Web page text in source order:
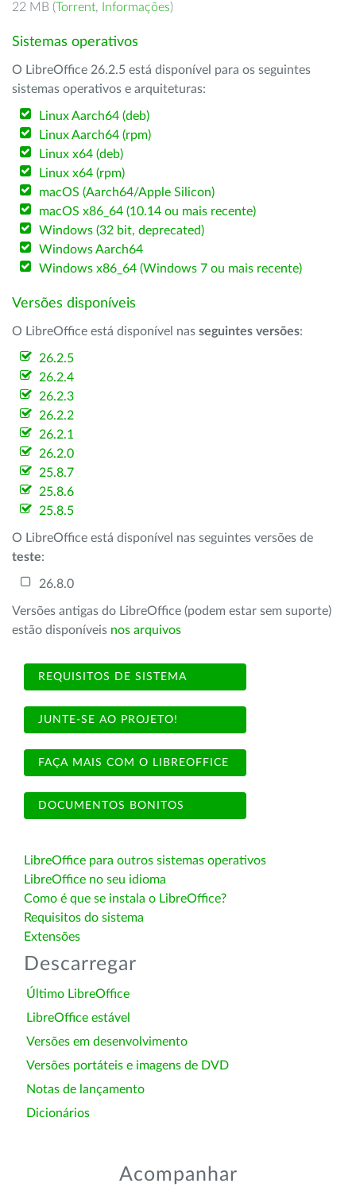
22 MB (Torrent, Informações)
Sistemas operativos
O LibreOffice 26.2.5 está disponível para os seguintes
sistemas operativos e arquiteturas:
Linux Aarch64 (deb)
Linux Aarch64 (rpm)
Linux x64 (deb)
Linux x64 (rpm)
macOS (Aarch64/Apple Silicon)
macOS x86_64 (10.14 ou mais recente)
Windows (32 bit, deprecated)
Windows Aarch64
Windows x86_64 (Windows 7 ou mais recente)
Versões disponíveis
O LibreOffice está disponível nas seguintes versões:
26.2.5
26.2.4
26.2.3
26.2.2
26.2.1
26.2.0
25.8.7
25.8.6
25.8.5
O LibreOffice está disponível nas seguintes versões de
teste:
26.8.0
Versões antigas do LibreOffice (podem estar sem suporte)
estão disponíveis nos arquivos
REQUISITOS DE SISTEMA
JUNTE-SE AO PROJETO!
FAÇA MAIS COM O LIBREOFFICE
DOCUMENTOS BONITOS
LibreOffice para outros sistemas operativos
LibreOffice no seu idioma
Como é que se instala o LibreOffice?
Requisitos do sistema
Extensões
Descarregar
Último LibreOffice
LibreOffice estável
Versões em desenvolvimento
Versões portáteis e imagens de DVD
Notas de lançamento
Dicionários
Acompanhar